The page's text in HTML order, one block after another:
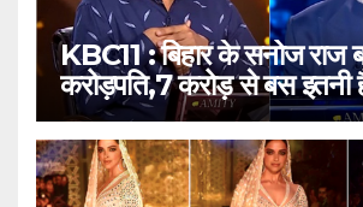
KBC11 : बिहार के सनोज राज
करोड़पति,7 करोड़ से बस इतनी